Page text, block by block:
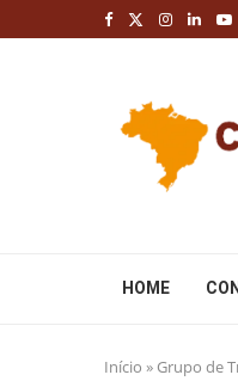
HOME
Início » Grupo de